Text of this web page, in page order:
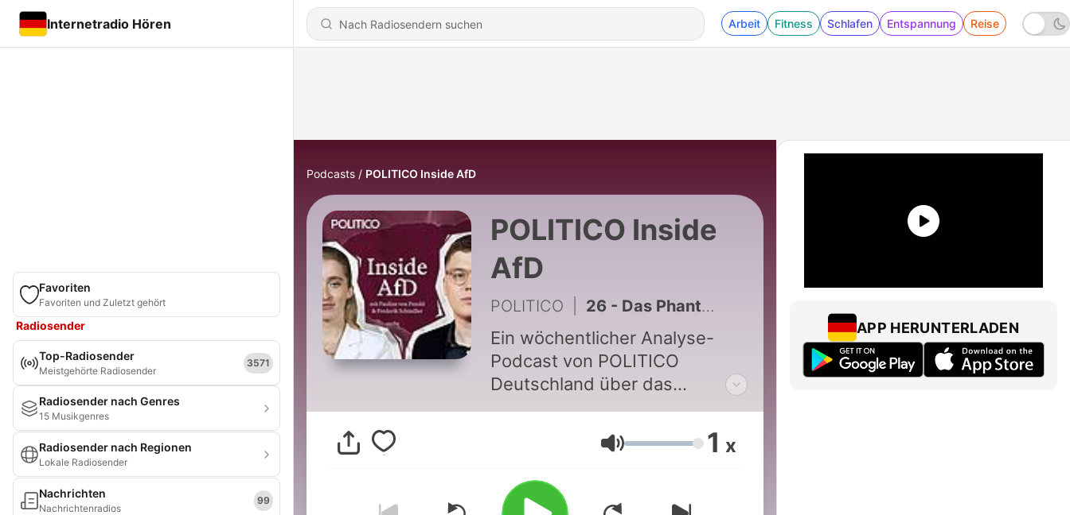
Internetradio Hören Arbeit Fitness Schlafen Entspannung Reise
Favoriten
Favoriten und Zuletzt gehört
Radiosender
Top-Radiosender
Meistgehörte Radiosender
3571
Radiosender nach Genres
15 Musikgenres
Radiosender nach Regionen
Lokale Radiosender
Nachrichten
Nachrichtenradios
99
Podcasts POLITICO Inside AfD
POLITICO Inside
AfD
POLITICO 26 - Das Phantom Tom Rohrböck
Ein wöchentlicher Analyse-
Podcast von POLITICO
Deutschland über das
Innenleben der AfD, ihre
internen Konflikte, Strategien
und ihren Einfluss auf
Deutschland.
Lautstärke 1 x
APP HERUNTERLADEN